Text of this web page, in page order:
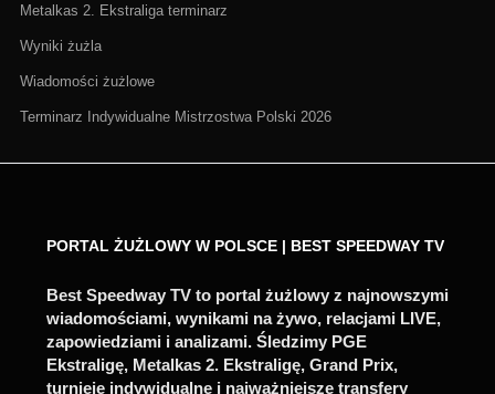
Metalkas 2. Ekstraliga terminarz
Wyniki żużla
Wiadomości żużlowe
Terminarz Indywidualne Mistrzostwa Polski 2026
PORTAL ŻUŻLOWY W POLSCE | BEST SPEEDWAY TV
Best Speedway TV to portal żużlowy z najnowszymi
wiadomościami, wynikami na żywo, relacjami LIVE,
zapowiedziami i analizami. Śledzimy PGE
Ekstraligę, Metalkas 2. Ekstraligę, Grand Prix,
turnieje indywidualne i najważniejsze transfery